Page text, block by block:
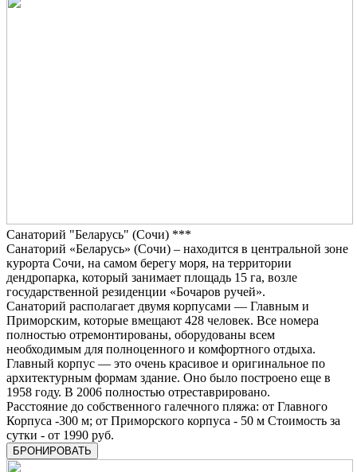
Санаторий "Беларусь" (Сочи) ***
Санаторий «Беларусь» (Сочи) – находится в центральной зоне
курорта Сочи, на самом берегу моря, на территории
дендропарка, который занимает площадь 15 га, возле
государственной резиденции «Бочаров ручей».
Санаторий располагает двумя корпусами — Главным и
Приморским, которые вмещают 428 человек. Все номера
полностью отремонтированы, оборудованы всем
необходимым для полноценного и комфортного отдыха.
Главный корпус — это очень красивое и оригинальное по
архитектурным формам здание. Оно было построено еще в
1958 году. В 2006 полностью отреставрировано.
Расстояние до собственного галечного пляжа: от Главного
Корпуса -300 м; от Приморского корпуса - 50 м Стоимость за
сутки - от 1990 руб.
БРОНИРОВАТЬ